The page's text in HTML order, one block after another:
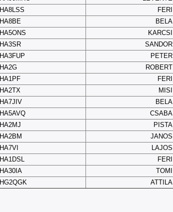
HA8LSS FERI
HA8BE BELA
HA5ONS KARCSI
HA3SR SANDOR
HA3FUP PETER
HA2G ROBERT
HA1PF FERI
HA2TX MISI
HA7JIV BELA
HA5AVQ CSABA
HA2MJ PISTA
HA2BM JANOS
HA7VI LAJOS
HA1DSL FERI
HA30IA
TOMI
HG2QGK
ATTILA